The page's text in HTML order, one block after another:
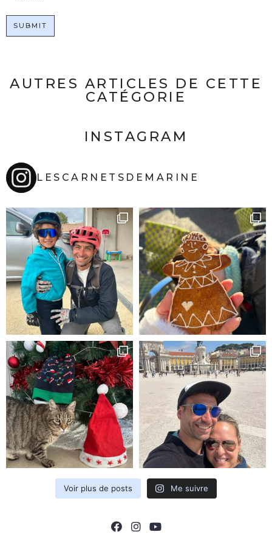
SUBMIT
AUTRES ARTICLES DE CETTE
CATÉGORIE
INSTAGRAM
LESCARNETSDEMARINE
Voir plus de posts Me suivre